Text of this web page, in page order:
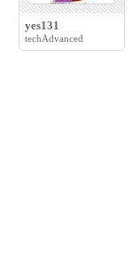
yes131
techAdvanced